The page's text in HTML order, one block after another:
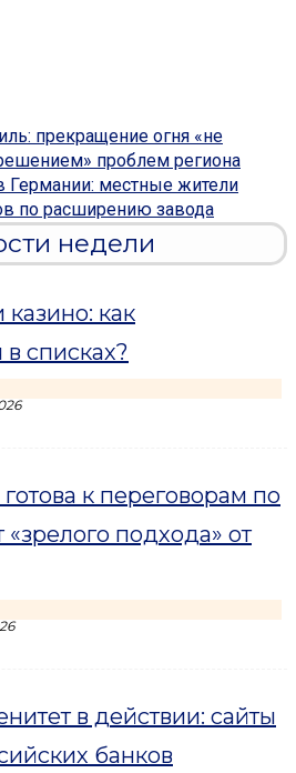
прекращение огня «не
проблем региона
Германии: местные жители
по расширению завода
недели
как
списках?
к переговорам по
подхода» от
в действии: сайты
банков